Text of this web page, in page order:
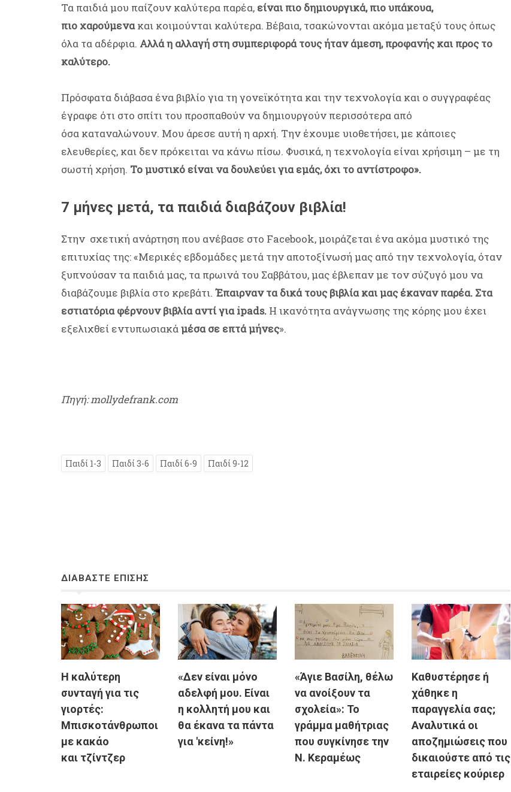
Τα παιδιά μου παίζουν καλύτερα παρέα, είναι πιο δημιουργικά, πιο υπάκουα,
πιο χαρούμενακαι κοιμούνται καλύτερα. Βέβαια, τσακώνονται ακόμα μεταξύ τους όπως
όλα τα αδέρφια. Αλλά η αλλαγή στη συμπεριφορά τους ήταν άμεση, προφανής και προς το
καλύτερο.
Πρόσφατα διάβασα ένα βιβλίο για τη γονεϊκότητα και την τεχνολογία και ο συγγραφέας
έγραφε ότι στο σπίτι του προσπαθούν να δημιουργούν περισσότερα από
όσα καταναλώνουν. Μου άρεσε αυτή η αρχή. Την έχουμε υιοθετήσει, με κάποιες
ελευθερίες, και δεν πρόκειται να κάνω πίσω. Φυσικά, η τεχνολογία είναι χρήσιμη – με τη
σωστή χρήση. Το μυστικό είναι να δουλεύει για εμάς, όχι το αντίστροφο».
7 μήνες μετά, τα παιδιά διαβάζουν βιβλία!
Στην σχετική ανάρτηση που ανέβασε στο Facebook, μοιράζεται ένα ακόμα μυστικό της
επιτυχίας της: «Μερικές εβδομάδες μετά την αποτοξίνωσή μας από την τεχνολογία, όταν
ξυπνούσαν τα παιδιά μας, τα πρωινά του Σαββάτου, μας έβλεπαν με τον σύζυγό μου να
διαβάζουμε βιβλία στο κρεβάτι. Έπαιρναν τα δικά τους βιβλία και μας έκαναν παρέα. Στα
εστιατόρια φέρνουν βιβλία αντί για ipads. Η ικανότητα ανάγνωσης της κόρης μου έχει
εξελιχθεί εντυπωσιακάμέσα σε επτά μήνες».
Πηγή: mollydefrank.com
Παιδί 1-3 Παιδί 3-6 Παιδί 6-9 Παιδί 9-12
ΔΙΑΒΑΣΤΕ ΕΠΙΣΗΣ
Η καλύτερη
συνταγή για τις
γιορτές:
Mπισκοτάνθρωποι
με κακάο
και τζίντζερ
«Δεν είναι μόνο
αδελφή μου. Είναι
η κολλητή μου και
θα έκανα τα πάντα
για 'κείνη!»
«Άγιε Βασίλη, θέλω
να ανοίξουν τα
σχολεία»: Το
γράμμα μαθήτριας
που συγκίνησε την
Ν. Κεραμέως
Καθυστέρησε ή
χάθηκε η
παραγγελία σας;
Αναλυτικά οι
αποζημιώσεις που
δικαιούστε από τις
εταιρείες κούριερ